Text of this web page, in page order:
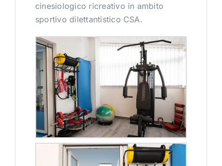
cinesiologico ricreativo in ambito
sportivo dilettantistico CSA.